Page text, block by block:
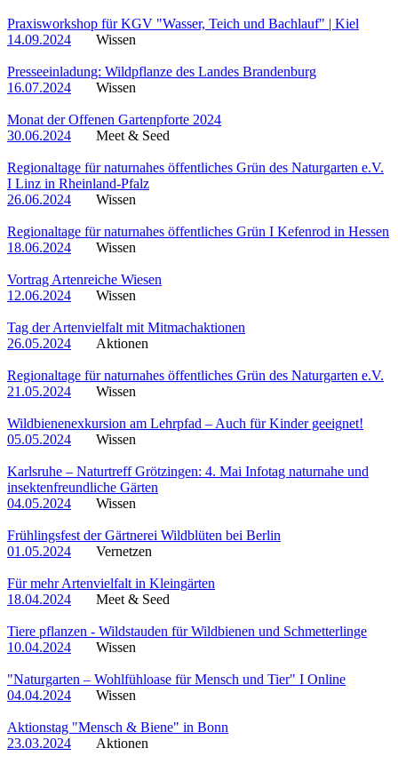
Praxisworkshop für KGV "Wasser, Teich und Bachlauf" | Kiel
14.09.2024
Wissen
Presseeinladung: Wildpflanze des Landes Brandenburg
16.07.2024
Wissen
Monat der Offenen Gartenpforte 2024
30.06.2024
Meet & Seed
Regionaltage für naturnahes öffentliches Grün des Naturgarten e.V.
I Linz in Rheinland-Pfalz
26.06.2024
Wissen
Regionaltage für naturnahes öffentliches Grün I Kefenrod in Hessen
18.06.2024
Wissen
Vortrag Artenreiche Wiesen
12.06.2024
Wissen
Tag der Artenvielfalt mit Mitmachaktionen
26.05.2024
Aktionen
Regionaltage für naturnahes öffentliches Grün des Naturgarten e.V.
21.05.2024
Wissen
Wildbienenexkursion am Lehrpfad – Auch für Kinder geeignet!
05.05.2024
Wissen
Karlsruhe – Naturtreff Grötzingen: 4. Mai Infotag naturnahe und
insektenfreundliche Gärten
04.05.2024
Wissen
Frühlingsfest der Gärtnerei Wildblüten bei Berlin
01.05.2024
Vernetzen
Für mehr Artenvielfalt in Kleingärten
18.04.2024
Meet & Seed
Tiere pflanzen - Wildstauden für Wildbienen und Schmetterlinge
10.04.2024
Wissen
"Naturgarten – Wohlfühloase für Mensch und Tier" I Online
04.04.2024
Wissen
Aktionstag "Mensch & Biene" in Bonn
23.03.2024
Aktionen